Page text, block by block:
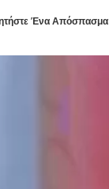
Ένα Απόσπασμα